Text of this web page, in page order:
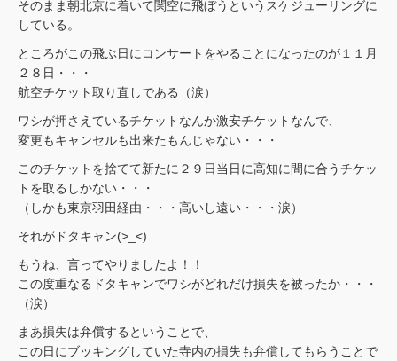
そのまま朝北京に着いて関空に飛ぼうというスケジューリングに
している。
ところがこの飛ぶ日にコンサートをやることになったのが１１月
２８日・・・
航空チケット取り直しである（涙）
ワシが押さえているチケットなんか激安チケットなんで、
変更もキャンセルも出来たもんじゃない・・・
このチケットを捨てて新たに２９日当日に高知に間に合うチケッ
トを取るしかない・・・
（しかも東京羽田経由・・・高いし遠い・・・涙）
それがドタキャン(>_<)
もうね、言ってやりましたよ！！
この度重なるドタキャンでワシがどれだけ損失を被ったか・・・
（涙）
まあ損失は弁償するということで、
この日にブッキングしていた寺内の損失も弁償してもらうことで